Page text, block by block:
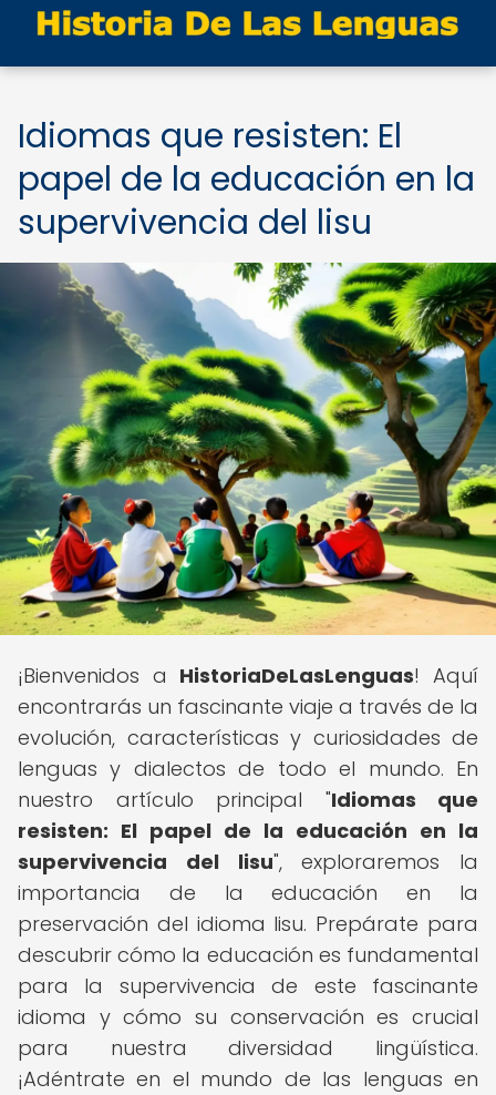
Idiomas que resisten: El
papel de la educación en la
supervivencia del lisu
¡Bienvenidos a HistoriaDeLasLenguas! Aquí
encontrarás un fascinante viaje a través de la
evolución, características y curiosidades de
lenguas y dialectos de todo el mundo. En
nuestro artículo principal "Idiomas que
resisten: El papel de la educación en la
supervivencia del lisu", exploraremos la
importancia de la educación en la
preservación del idioma lisu. Prepárate para
descubrir cómo la educación es fundamental
para la supervivencia de este fascinante
idioma y cómo su conservación es crucial
para nuestra diversidad lingüística.
¡Adéntrate en el mundo de las lenguas en